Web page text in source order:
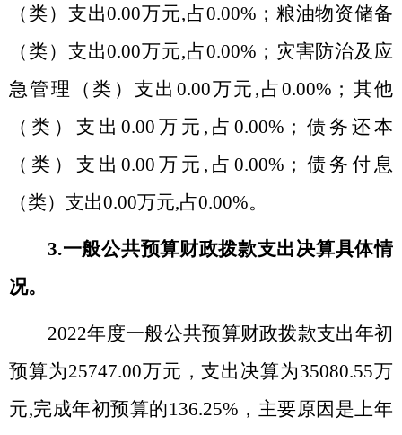
（类）支出0.00万元,占0.00% ；粮油物资储备
（类）支出0.00万元,占0.00% ；灾害防治及应
急管理（类）支出 0.00万元 ,占0.00% ；其他
（类）支出 0.00 万元 , 占 0.00% ；债务还本
（类）支出 0.00 万元 , 占 0.00% ；债务付息
（类）支出0.00万元,占0.00%。
3.一般公共预算财政拨款支出决算具体情
况。
2022年度一般公共预算财政拨款支出年初
预算为25747.00万元，支出决算为35080.55万
元,完成年初预算的136.25% ，主要原因是上年